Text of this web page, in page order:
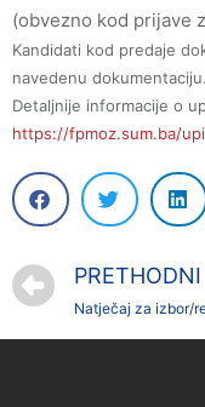
(obvezno kod prijave
Kandidati kod predaje
navedenu dokumentaciju.
Detaljnije informacije o
https://fpmoz.sum.ba/
PRETHODNI